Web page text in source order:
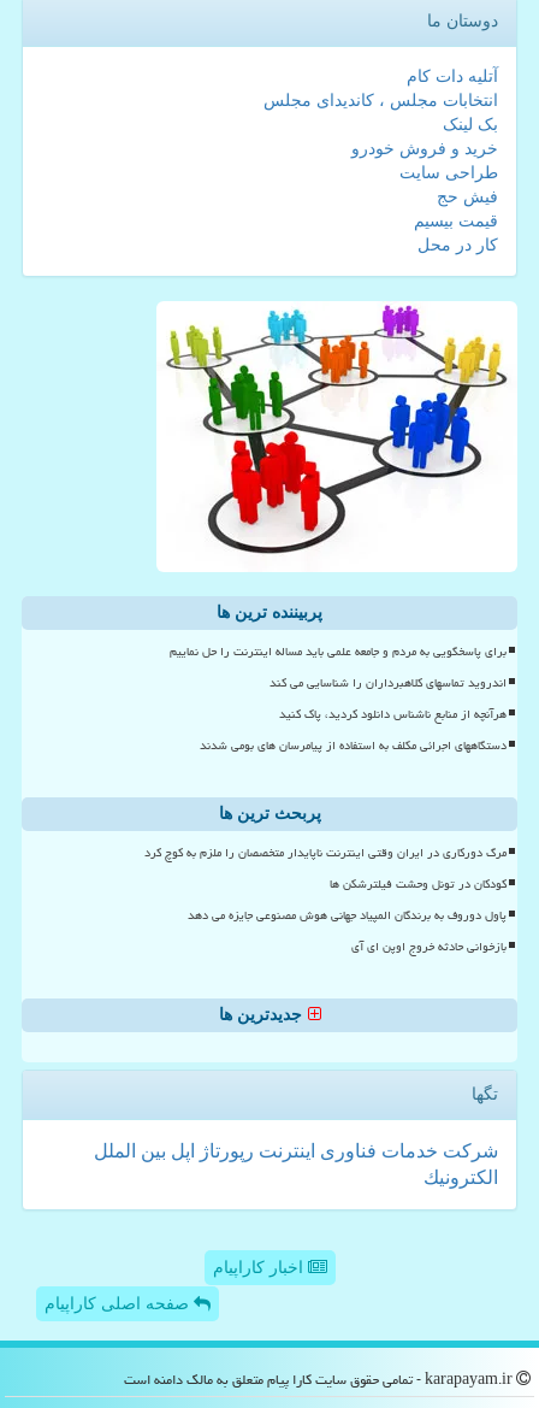
دوستان ما
آتلیه دات کام
انتخابات مجلس ، کاندیدای مجلس
بک لینک
خرید و فروش خودرو
طراحی سایت
فیش حج
قیمت بیسیم
کار در محل
پربیننده ترین ها
برای پاسخگویی به مردم و جامعه علمی باید مساله اینترنت را حل نماییم
اندروید تماسهای کلاهبرداران را شناسایی می کند
هرآنچه از منابع ناشناس دانلود کردید، پاک کنید
دستگاههای اجرائی مکلف به استفاده از پیامرسان های بومی شدند
پربحث ترین ها
مرگ دورکاری در ایران وقتی اینترنت ناپایدار متخصصان را ملزم به کوچ کرد
کودکان در تونل وحشت فیلترشکن ها
پاول دوروف به برندگان المپیاد جهانی هوش مصنوعی جایزه می دهد
بازخوانی حادثه خروج اوپن ای آی
جدیدترین ها
تگها
شركت خدمات فناوری اینترنت رپورتاژ اپل بین الملل
الكترونیك
اخبار کاراپیام
صفحه اصلی کاراپیام